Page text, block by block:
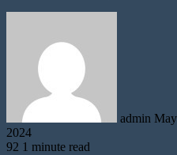
admin
2024
92 1 minute read